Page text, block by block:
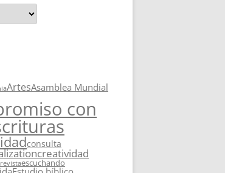
ArtesAsamblea Mundial
con
consulta
creatividad
escuchando